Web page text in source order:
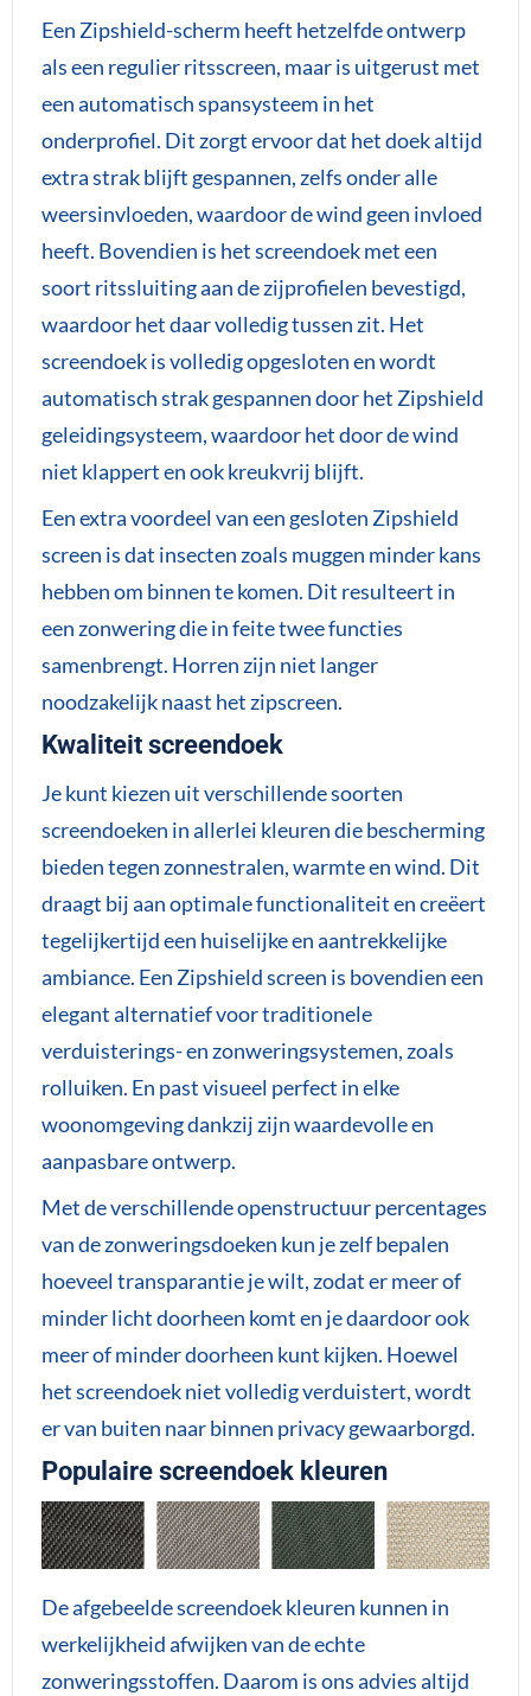
Een Zipshield-scherm heeft hetzelfde ontwerp
als een regulier ritsscreen, maar is uitgerust met
een automatisch spansysteem in het
onderprofiel. Dit zorgt ervoor dat het doek altijd
extra strak blijft gespannen, zelfs onder alle
weersinvloeden, waardoor de wind geen invloed
heeft. Bovendien is het screendoek met een
soort ritssluiting aan de zijprofielen bevestigd,
waardoor het daar volledig tussen zit. Het
screendoek is volledig opgesloten en wordt
automatisch strak gespannen door het Zipshield
geleidingsysteem, waardoor het door de wind
niet klappert en ook kreukvrij blijft.
Een extra voordeel van een gesloten Zipshield
screen is dat insecten zoals muggen minder kans
hebben om binnen te komen. Dit resulteert in
een zonwering die in feite twee functies
samenbrengt. Horren zijn niet langer
noodzakelijk naast het zipscreen.
Kwaliteit screendoek
Je kunt kiezen uit verschillende soorten
screendoeken in allerlei kleuren die bescherming
bieden tegen zonnestralen, warmte en wind. Dit
draagt bij aan optimale functionaliteit en creëert
tegelijkertijd een huiselijke en aantrekkelijke
ambiance. Een Zipshield screen is bovendien een
elegant alternatief voor traditionele
verduisterings- en zonweringsystemen, zoals
rolluiken. En past visueel perfect in elke
woonomgeving dankzij zijn waardevolle en
aanpasbare ontwerp.
Met de verschillende openstructuur percentages
van de zonweringsdoeken kun je zelf bepalen
hoeveel transparantie je wilt, zodat er meer of
minder licht doorheen komt en je daardoor ook
meer of minder doorheen kunt kijken. Hoewel
het screendoek niet volledig verduistert, wordt
er van buiten naar binnen privacy gewaarborgd.
Populaire screendoek kleuren
De afgebeelde screendoek kleuren kunnen in
werkelijkheid afwijken van de echte
zonweringsstoffen. Daarom is ons advies altijd